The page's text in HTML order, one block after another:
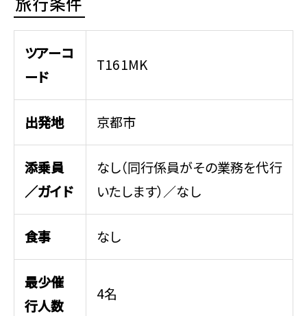
ツアーコ
ード
T161MK
出発地 京都市
添乗員
／ガイド
なし（同行係員がその業務を代行
いたします）／なし
食事 なし
最少催
行人数
4名